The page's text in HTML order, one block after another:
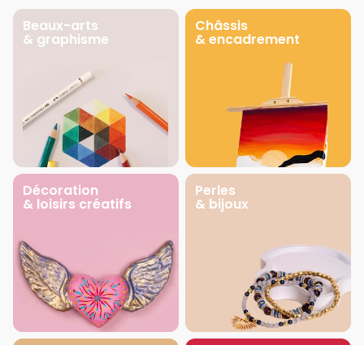
Beaux-arts
& graphisme
Châssis
& encadrement
Décoration
& loisirs créatifs
Perles
& bijoux